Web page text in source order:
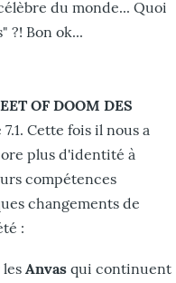
du monde... Quoi
?! Bon ok...
OF DOOM DES
Cette fois il nous a
plus d'identité à
compétences
changements de
:
Anvas qui continuent